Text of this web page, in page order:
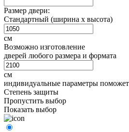
Размер двери:
Стандартный (ширина х высота)
см
Возможно изготовление
дверей любого размера и формата
см
индивидуальные параметры поможет
Степень защиты
Пропустить выбор
Показать выбор